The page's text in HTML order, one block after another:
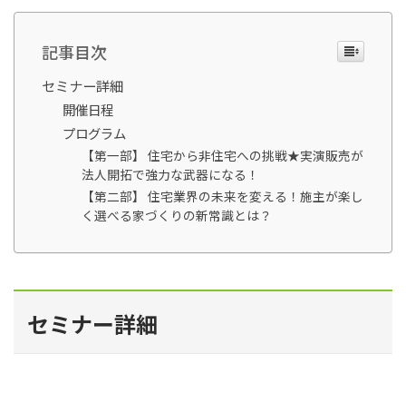
記事目次
セミナー詳細
開催日程
プログラム
【第一部】 住宅から非住宅への挑戦★実演販売が
法人開拓で強力な武器になる！
【第二部】 住宅業界の未来を変える！施主が楽し
く選べる家づくりの新常識とは？
セミナー詳細